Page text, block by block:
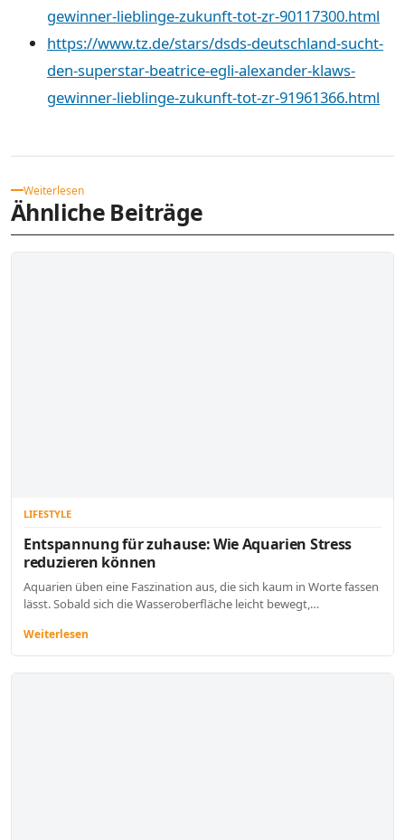
gewinner-lieblinge-zukunft-tot-zr-90117300.html
https://www.tz.de/stars/dsds-deutschland-sucht-
den-superstar-beatrice-egli-alexander-klaws-
gewinner-lieblinge-zukunft-tot-zr-91961366.html
Weiterlesen
Ähnliche Beiträge
LIFESTYLE
Entspannung für zuhause: Wie Aquarien Stress
reduzieren können
Aquarien üben eine Faszination aus, die sich kaum in Worte fassen
lässt. Sobald sich die Wasseroberfläche leicht bewegt,…
Weiterlesen